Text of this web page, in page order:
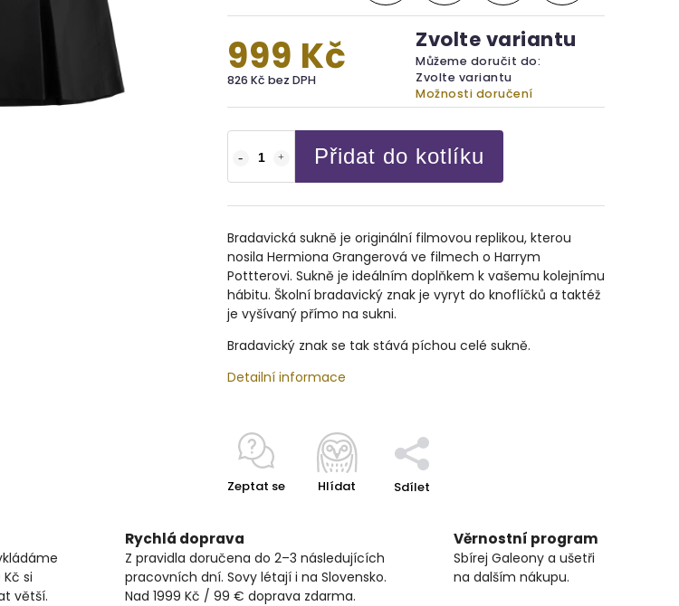
999 Kč
826 Kč bez DPH
Zvolte variantu
Můžeme doručit do:
Zvolte variantu
Možnosti doručení
Přidat do kotlíku
Bradavická sukně je originální filmovou replikou, kterou
nosila Hermiona Grangerová ve filmech o Harrym
Pottterovi. Sukně je ideálním doplňkem k vašemu kolejnímu
hábitu. Školní bradavický znak je vyryt do knoflíčků a taktéž
je vyšívaný přímo na sukni.
Bradavický znak se tak stává píchou celé sukně.
Detailní informace
Zeptat se Hlídat Sdílet
si
větší.
Rychlá doprava
Z pravidla doručena do 2–3 následujících
pracovních dní. Sovy létají i na Slovensko.
Nad 1999 Kč / 99 € doprava zdarma.
Věrnostní program
Sbírej Galeony a ušetři
na dalším nákupu.